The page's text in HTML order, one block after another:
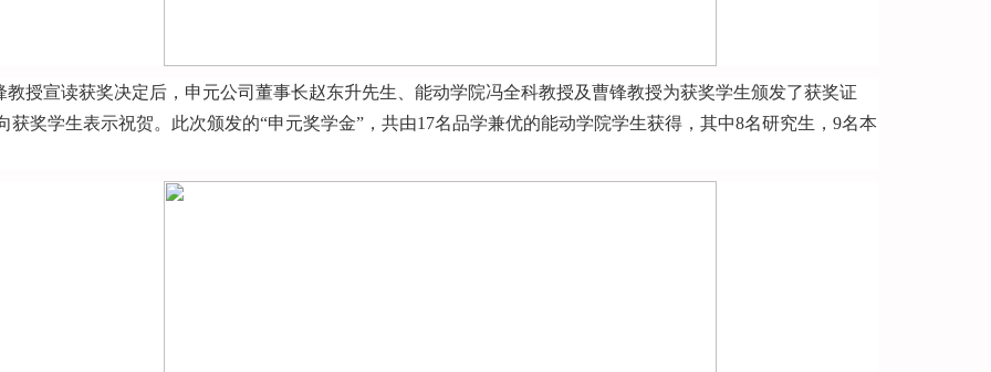
教授宣读获奖决定后，申元公司董事长赵东升先生、能动学院冯全科教授及曹锋教授为获奖学生颁发了获奖证
获奖学生表示祝贺。此次颁发的“申元奖学金”，共由17名品学兼优的能动学院学生获得，其中8名研究生， 9名本